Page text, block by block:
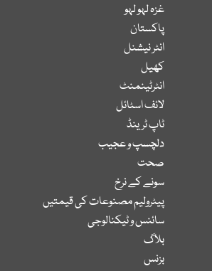
غزہ لہو لہو
پاکستان
انٹر نیشنل
کھیل
انٹرٹینمنٹ
لائف اسٹائل
ٹاپ ٹرینڈ
دلچسپ و عجیب
صحت
سونے کے نرخ
پیٹرولیم مصنوعات کی قیمتیں
سائنس و ٹیکنالوجی
بلاگ
بزنس